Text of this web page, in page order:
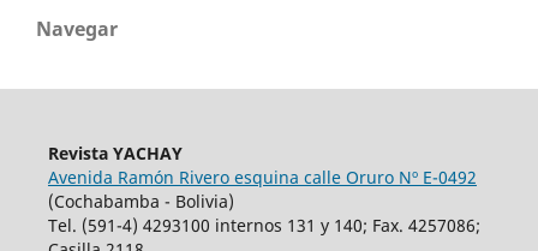
Navegar
Revista YACHAY
Avenida Ramón Rivero esquina calle Oruro Nº E-0492
(Cochabamba - Bolivia)
Tel. (591-4) 4293100 internos 131 y 140; Fax. 4257086;